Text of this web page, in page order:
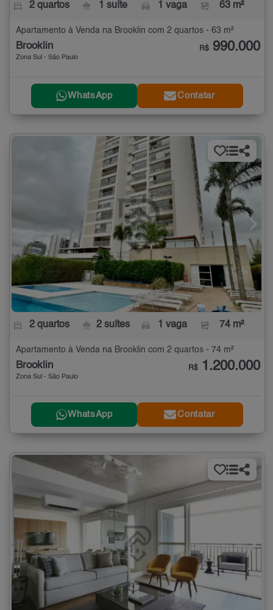
2 quartos 1 suíte 1 vaga 63 m²
Apartamento à Venda na Brooklin com 2 quartos - 63 m²
Brooklin
Zona Sul - São Paulo
R$ 990.000
WhatsApp Contatar
2 quartos 2 suítes 1 vaga 74 m²
Apartamento à Venda na Brooklin com 2 quartos - 74 m²
Brooklin
Zona Sul - São Paulo
R$ 1.200.000
WhatsApp Contatar